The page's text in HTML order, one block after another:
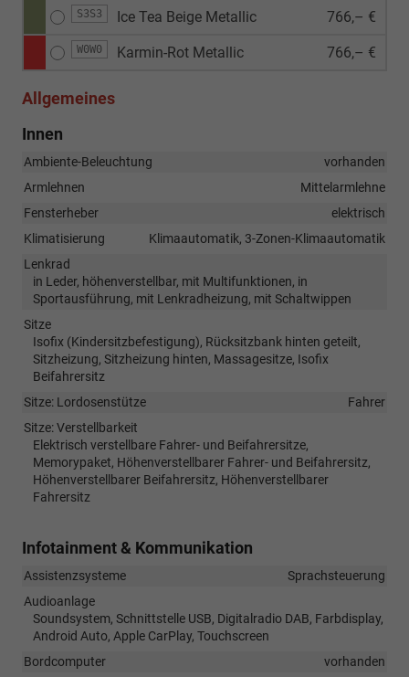
S3S3 Ice Tea Beige Metallic 766,– €
W0W0 Karmin-Rot Metallic 766,– €
Allgemeines
Innen
Ambiente-Beleuchtung
vorhanden
Armlehnen
Mittelarmlehne
Fensterheber
elektrisch
Klimatisierung
Klimaautomatik, 3-Zonen-Klimaautomatik
Lenkrad
in Leder, höhenverstellbar, mit Multifunktionen, in
Sportausführung, mit Lenkradheizung, mit Schaltwippen
Sitze
Isofix (Kindersitzbefestigung), Rücksitzbank hinten geteilt,
Sitzheizung, Sitzheizung hinten, Massagesitze, Isofix
Beifahrersitz
Sitze: Lordosenstütze
Fahrer
Sitze: Verstellbarkeit
Elektrisch verstellbare Fahrer- und Beifahrersitze,
Memorypaket, Höhenverstellbarer Fahrer- und Beifahrersitz,
Höhenverstellbarer Beifahrersitz, Höhenverstellbarer
Fahrersitz
Infotainment & Kommunikation
Assistenzsysteme
Sprachsteuerung
Audioanlage
Soundsystem, Schnittstelle USB, Digitalradio DAB, Farbdisplay,
Android Auto, Apple CarPlay, Touchscreen
Bordcomputer
vorhanden